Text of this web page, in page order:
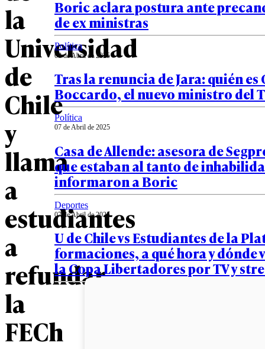
la
Universidad
de
Chile
y
llama
a
estudiantes
a
refundar
la
FECh
Boric aclara postura ante
de ex ministras
Política
08 de Abril de 2025
Tras la renuncia de Jara: quién
Boccardo, el nuevo ministro del
Política
07 de Abril de 2025
Casa de Allende: asesora de
que estaban al tanto de
informaron a Boric
Deportes
07 de Abril de 2025
U de Chile vs Estudiantes de la
formaciones, a qué hora y dónde
la Copa Libertadores por TV y